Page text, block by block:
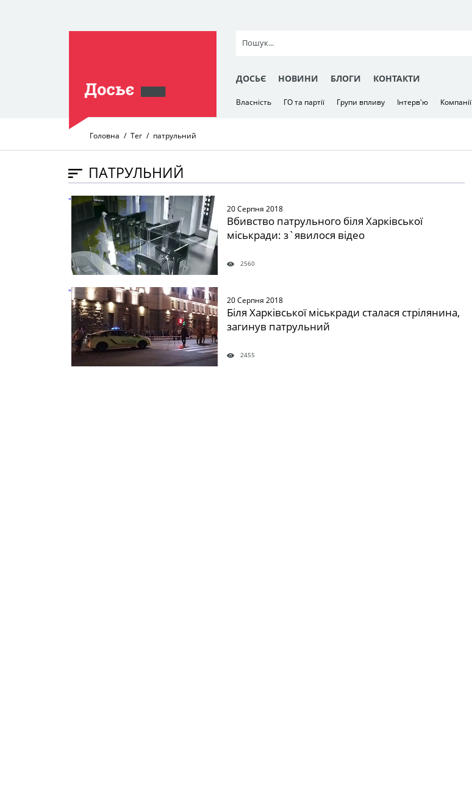
ДОСЬЄ НОВИНИ БЛОГИ КОНТАКТИ
Власність ГО та партії Групи впливу Інтерв'ю Компанії
Головна Тег патрульний
ПАТРУЛЬНИЙ
" />
20 Серпня 2018
Вбивство патрульного біля Харківської
міськради: з`явилося відео
2560
" />
20 Серпня 2018
Біля Харківської міськради сталася стрілянина,
загинув патрульний
2455